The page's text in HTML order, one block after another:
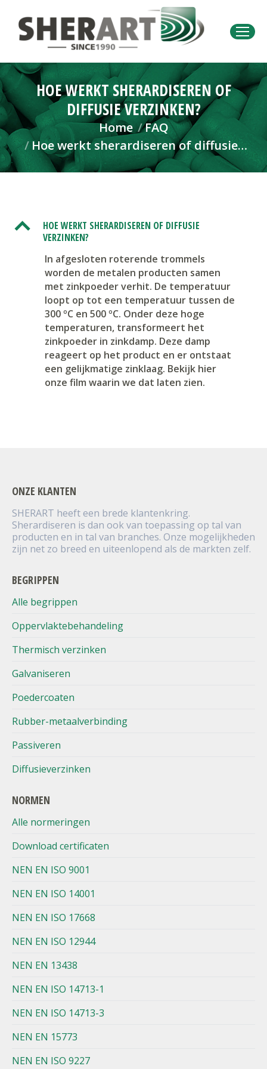
HOE WERKT SHERARDISEREN OF
DIFFUSIE VERZINKEN?
Je bent hier: Home
FAQ
Hoe werkt sherardiseren of diffusie…
B
HOE WERKT SHERARDISEREN OF DIFFUSIE
VERZINKEN?
In afgesloten roterende trommels
worden de metalen producten samen
met zinkpoeder verhit. De temperatuur
loopt op tot een temperatuur tussen de
300 ºC en 500 ºC. Onder deze hoge
temperaturen, transformeert het
zinkpoeder in zinkdamp. Deze damp
reageert op het product en er ontstaat
een gelijkmatige zinklaag. Bekijk hier
onze film waarin we dat laten zien.
ONZE KLANTEN
SHERART heeft een brede klantenkring.
Sherardiseren is dan ook van toepassing op tal van
producten en in tal van branches. Onze mogelijkheden
zijn net zo breed en uiteenlopend als de markten zelf.
BEGRIPPEN
Alle begrippen
Oppervlaktebehandeling
Thermisch verzinken
Galvaniseren
Poedercoaten
Rubber-metaalverbinding
Passiveren
Diffusieverzinken
NORMEN
Alle normeringen
Download certificaten
NEN EN ISO 9001
NEN EN ISO 14001
NEN EN ISO 17668
NEN EN ISO 12944
NEN EN 13438
NEN EN ISO 14713-1
NEN EN ISO 14713-3
NEN EN 15773
NEN EN ISO 9227